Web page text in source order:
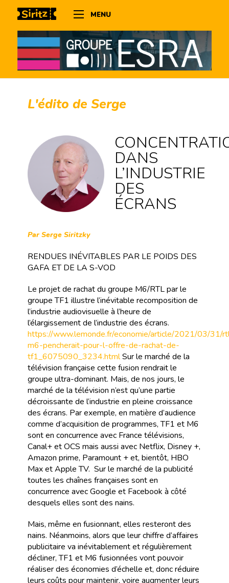
MENU
L'édito de Serge
DANS
L’INDUSTRIE
DES
ÉCRANS
Par Serge Siritzky
RENDUES INÉVITABLES PAR LE POIDS DES
GAFA ET DE LA S-VOD
Le projet de rachat du groupe M6/RTL par le
groupe TF1 illustre l’inévitable recomposition de
l’industrie audiovisuelle à l’heure de
l’élargissement de l’industrie des écrans.
https://www.lemonde.fr/economie/article/2021/03/31/
m6-pencherait-pour-l-offre-de-rachat-de-
tf1_6075090_3234.htmlSur le marché de la
télévision française cette fusion rendrait le
groupe ultra-dominant. Mais, de nos jours, le
marché de la télévision n’est qu’une partie
décroissante de l’industrie en pleine croissance
des écrans. Par exemple, en matière d’audience
comme d’acquisition de programmes, TF1 et M6
sont en concurrence avec France télévisions,
Canal+ et OCS mais aussi avec Netflix, Disney +,
Amazon prime, Paramount + et, bientôt, HBO
Max et Apple TV. Sur le marché de la publicité
toutes les chaînes françaises sont en
concurrence avec Google et Facebook à côté
desquels elles sont des nains.
Mais, même en fusionnant, elles resteront des
nains. Néanmoins, alors que leur chiffre d’affaires
publicitaire va inévitablement et régulièrement
décliner, TF1 et M6 fusionnées vont pouvoir
réaliser des économies d’échelle et, donc réduire
leurs coûts pour maintenir, voire augmenter leurs